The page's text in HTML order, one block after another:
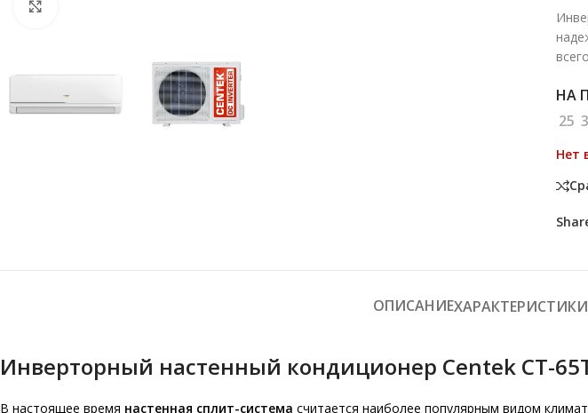
НА
25
Нет
ОПИСАНИЕХАРАКТЕРИСТИКИ
Инверторный настенный кондиционер Centek CT-
В настоящее время настенная сплит-система считается наиболее популярным видом